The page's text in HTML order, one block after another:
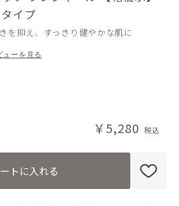
イプ
を抑え、すっきり健やかな肌に
￥5,280
ューを見る
トに入れる